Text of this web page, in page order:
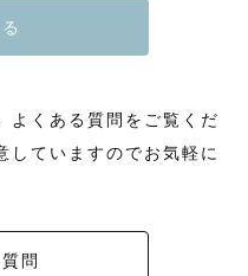
よくある質問をご覧くだ
していますのでお気軽に
問